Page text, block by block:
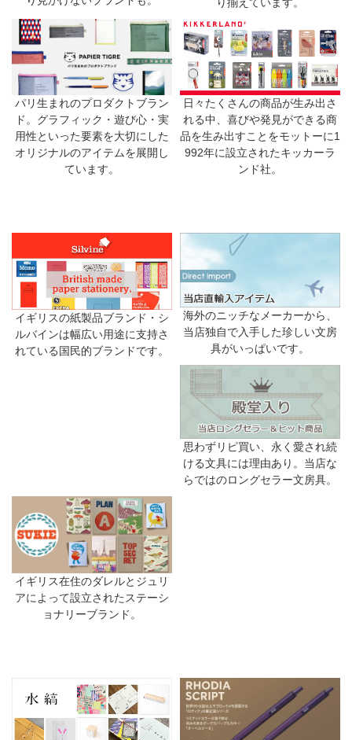
パリ生まれのプロダクトブラン
ド。グラフィック・遊び心・実
用性といった要素を大切にした
オリジナルのアイテムを展開し
ています。
日々たくさんの商品が生み出さ
れる中、喜びや発見ができる商
品を生み出すことをモットーに1
992年に設立されたキッカーラ
ンド社。
イギリスの紙製品ブランド・シ
ルバインは幅広い用途に支持さ
れている国民的ブランドです。
海外のニッチなメーカーから、
当店独自で入手した珍しい文房
具がいっぱいです。
思わずリピ買い、永く愛され続
ける文具には理由あり。当店な
らではのロングセラー文房具。
イギリス在住のダレルとジュリ
アによって設立されたステーシ
ョナリーブランド。